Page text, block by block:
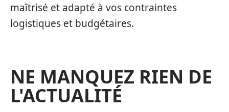
maîtrisé et adapté à vos contraintes
logistiques et budgétaires.
NE MANQUEZ RIEN DE
L'ACTUALITÉ